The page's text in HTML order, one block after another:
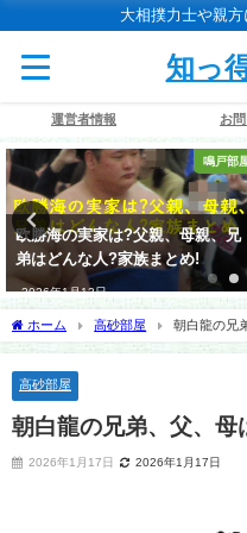
大相撲力士や親方
知っ
運営者情報 お
鳴戸部
欧勝海の実家は?父親、母親、兄
弟はどんな人?家族まとめ!
2026年1月13日
ホーム 高砂部屋 朝白龍の兄
高砂部屋
朝白龍の兄弟、父、
2026年1月17日 2026年1月17日